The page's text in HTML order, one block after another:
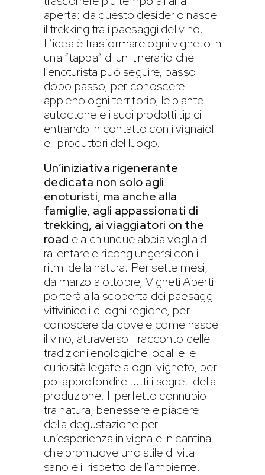
aperta: da questo desiderio nasce
il trekking tra i paesaggi del vino.
L’idea è trasformare ogni vigneto in
una “tappa” di un itinerario che
l’enoturista può seguire, passo
dopo passo, per conoscere
appieno ogni territorio, le piante
autoctone e i suoi prodotti tipici
entrando in contatto con i vignaioli
e i produttori del luogo.
Un’iniziativa rigenerante
dedicata non solo agli
enoturisti, ma anche alla
famiglie, agli appassionati di
trekking, ai viaggiatori on the
road e a chiunque abbia voglia di
rallentare e ricongiungersi con i
ritmi della natura. Per sette mesi,
da marzo a ottobre, Vigneti Aperti
porterà alla scoperta dei paesaggi
vitivinicoli di ogni regione, per
conoscere da dove e come nasce
il vino, attraverso il racconto delle
tradizioni enologiche locali e le
curiosità legate a ogni vigneto, per
poi approfondire tutti i segreti della
produzione. Il perfetto connubio
tra natura, benessere e piacere
della degustazione per
un’esperienza in vigna e in cantina
che promuove uno stile di vita
sano e il rispetto dell’ambiente.